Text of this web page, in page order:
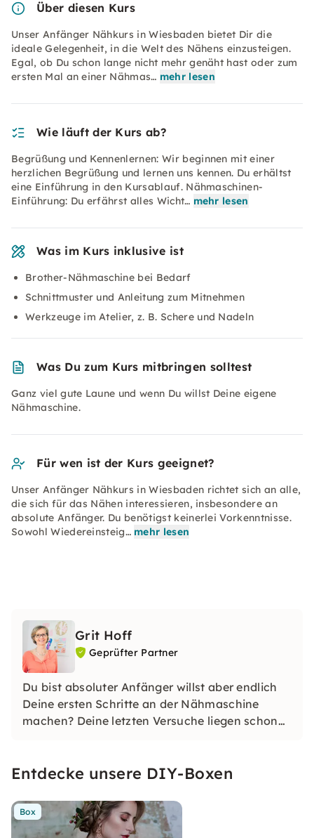
Über diesen Kurs
Unser Anfänger Nähkurs in Wiesbaden bietet Dir die
ideale Gelegenheit, in die Welt des Nähens einzusteigen.
Egal, ob Du schon lange nicht mehr genäht hast oder zum
ersten Mal an einer Nähmas… mehr lesen
Wie läuft der Kurs ab?
Begrüßung und Kennenlernen: Wir beginnen mit einer
herzlichen Begrüßung und lernen uns kennen. Du erhältst
eine Einführung in den Kursablauf. Nähmaschinen-
Einführung: Du erfährst alles Wicht… mehr lesen
Was im Kurs inklusive ist
Brother-Nähmaschine bei Bedarf
Schnittmuster und Anleitung zum Mitnehmen
Werkzeuge im Atelier, z. B. Schere und Nadeln
Was Du zum Kurs mitbringen solltest
Ganz viel gute Laune und wenn Du willst Deine eigene
Nähmaschine.
Für wen ist der Kurs geeignet?
Unser Anfänger Nähkurs in Wiesbaden richtet sich an alle,
die sich für das Nähen interessieren, insbesondere an
absolute Anfänger. Du benötigst keinerlei Vorkenntnisse.
Sowohl Wiedereinsteig… mehr lesen
Grit Hoff
Geprüfter Partner
Du bist absoluter Anfänger willst aber endlich
Deine ersten Schritte an der Nähmaschine
machen? Deine letzten Versuche liegen schon
Dann bist Du bei mir genau richtig!
Entdecke unsere DIY-Boxen
Box